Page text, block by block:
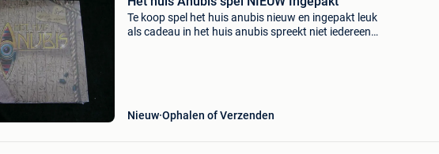
Te koop spel het huis anubis nieuw en ingepakt leuk
als cadeau in het huis anubis spreekt niet iedereen
Nieuw Ophalen of Verzenden